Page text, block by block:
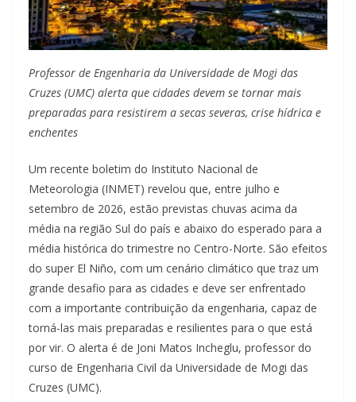
Professor de Engenharia da Universidade de Mogi das
Cruzes (UMC) alerta que cidades devem se tornar mais
preparadas para resistirem a secas severas, crise hídrica e
enchentes
Um recente boletim do Instituto Nacional de
Meteorologia (INMET) revelou que, entre julho e
setembro de 2026, estão previstas chuvas acima da
média na região Sul do país e abaixo do esperado para a
média histórica do trimestre no Centro-Norte. São efeitos
do super El Niño, com um cenário climático que traz um
grande desafio para as cidades e deve ser enfrentado
com a importante contribuição da engenharia, capaz de
torná-las mais preparadas e resilientes para o que está
por vir. O alerta é de Joni Matos Incheglu, professor do
curso de Engenharia Civil da Universidade de Mogi das
Cruzes (UMC).